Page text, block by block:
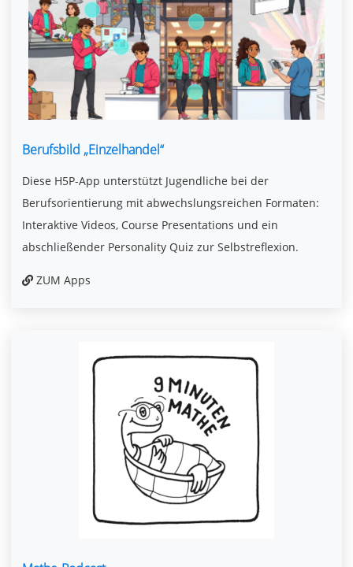
Berufsbild „Einzelhandel“
Diese H5P-App unterstützt Jugendliche bei der
Berufsorientierung mit abwechslungsreichen Formaten:
Interaktive Videos, Course Presentations und ein
abschließender Personality Quiz zur Selbstreflexion.
ZUM Apps